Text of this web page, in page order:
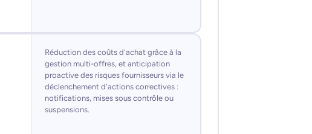
Réduction des coûts d'achat grâce à la
gestion multi-offres, et anticipation
proactive des risques fournisseurs via le
déclenchement d'actions correctives :
notifications, mises sous contrôle ou
suspensions.